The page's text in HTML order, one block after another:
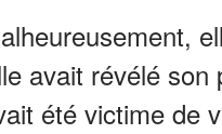
avait révélé
été victime de